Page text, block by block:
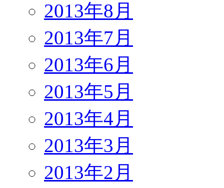
2013年8月
2013年7月
2013年6月
2013年5月
2013年4月
2013年3月
2013年2月